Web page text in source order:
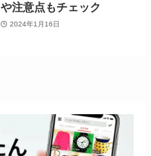
や注意点もチェック
2024年1月16日